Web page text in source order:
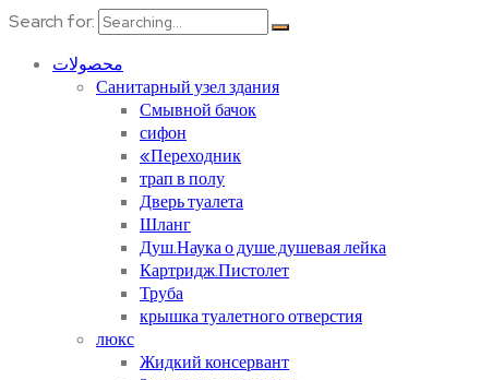
Search for:
محصولات
Санитарный узел здания
Смывной бачок
сифон
«Переходник
трап в полу
Дверь туалета
Шланг
Душ.Наука о душе.душевая лейка
Картридж.Пистолет
Труба
крышка туалетного отверстия
люкс
Жидкий консервант